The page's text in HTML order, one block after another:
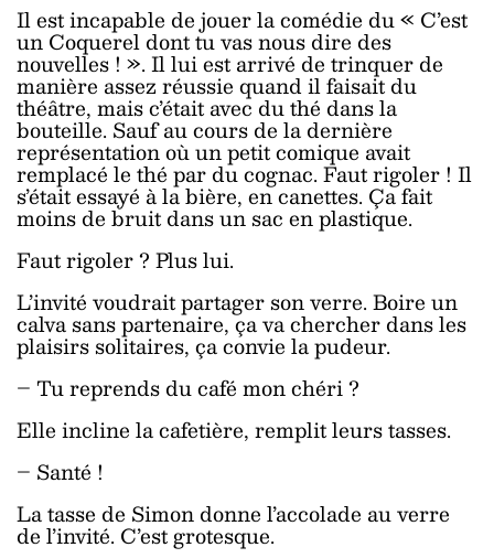
Il est incapable de jouer la comédie du « C’est
un Coquerel dont tu vas nous dire des
nouvelles ! ». Il lui est arrivé de trinquer de
manière assez réussie quand il faisait du
théâtre, mais c’était avec du thé dans la
bouteille. Sauf au cours de la dernière
représentation où un petit comique avait
remplacé le thé par du cognac. Faut rigoler ! Il
s’était essayé à la bière, en canettes. Ça fait
moins de bruit dans un sac en plastique.
Faut rigoler ? Plus lui.
L’invité voudrait partager son verre. Boire un
calva sans partenaire, ça va chercher dans les
plaisirs solitaires, ça convie la pudeur.
– Tu reprends du café mon chéri ?
Elle incline la cafetière, remplit leurs tasses.
– Santé !
La tasse de Simon donne l’accolade au verre
de l’invité. C’est grotesque.